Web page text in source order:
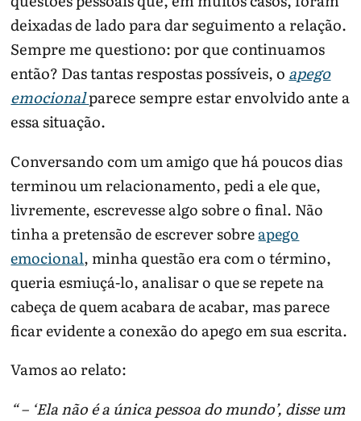
deixadas de lado para dar seguimento a relação.
Sempre me questiono: por que continuamos
então? Das tantas respostas possíveis, o apego
emocionalparece sempre estar envolvido ante a
essa situação.
Conversando com um amigo que há poucos dias
terminou um relacionamento, pedi a ele que,
livremente, escrevesse algo sobre o final. Não
tinha a pretensão de escrever sobreapego
emocional, minha questão era com o término,
queria esmiuçá-lo, analisar o que se repete na
cabeça de quem acabara de acabar, mas parece
ficar evidente a conexão do apego em sua escrita.
Vamos ao relato:
“ – ‘Ela não é a única pessoa do mundo’, disse um